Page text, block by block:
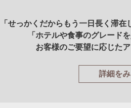
「せっかくだからもう一日長く滞
「ホテルや食事のグレード
お客様のご要望に応じた
詳細を